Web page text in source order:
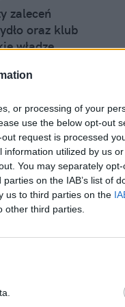
or processing of your
use the below opt-out
request is processed
utilized by us
You may separately
on the IAB’s list of
us to third parties on the
other third parties.
zaleceń
oraz klub
władze
miały
ten
Kaczyński
nawet
nie jesteście
bitew na
w czarnych
po bitwie.